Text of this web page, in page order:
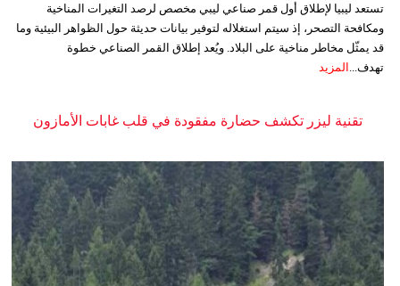
تستعد ليبيا لإطلاق أول قمر صناعي ليبي مخصص لرصد التغيرات المناخية
ومكافحة التصحر، إذ سيتم استغلاله لتوفير بيانات حديثة حول الظواهر البيئية وما
قد يمثّل مخاطر مناخية على البلاد. ويُعد إطلاق القمر الصناعي خطوة
تهدف...
المزيد
تقنية ليزر تكشف حضارة مفقودة في قلب غابات الأمازون